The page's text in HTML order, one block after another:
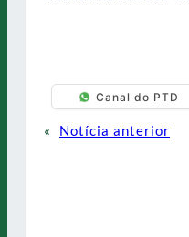
Canal do PTD
«
Notícia anterior